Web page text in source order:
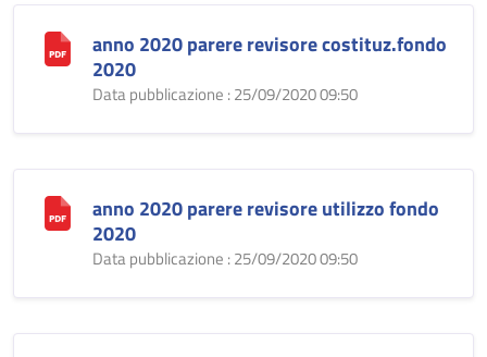
anno 2020 parere revisore costituz.fondo
2020
Data pubblicazione : 25/09/2020 09:50
anno 2020 parere revisore utilizzo fondo
2020
Data pubblicazione : 25/09/2020 09:50